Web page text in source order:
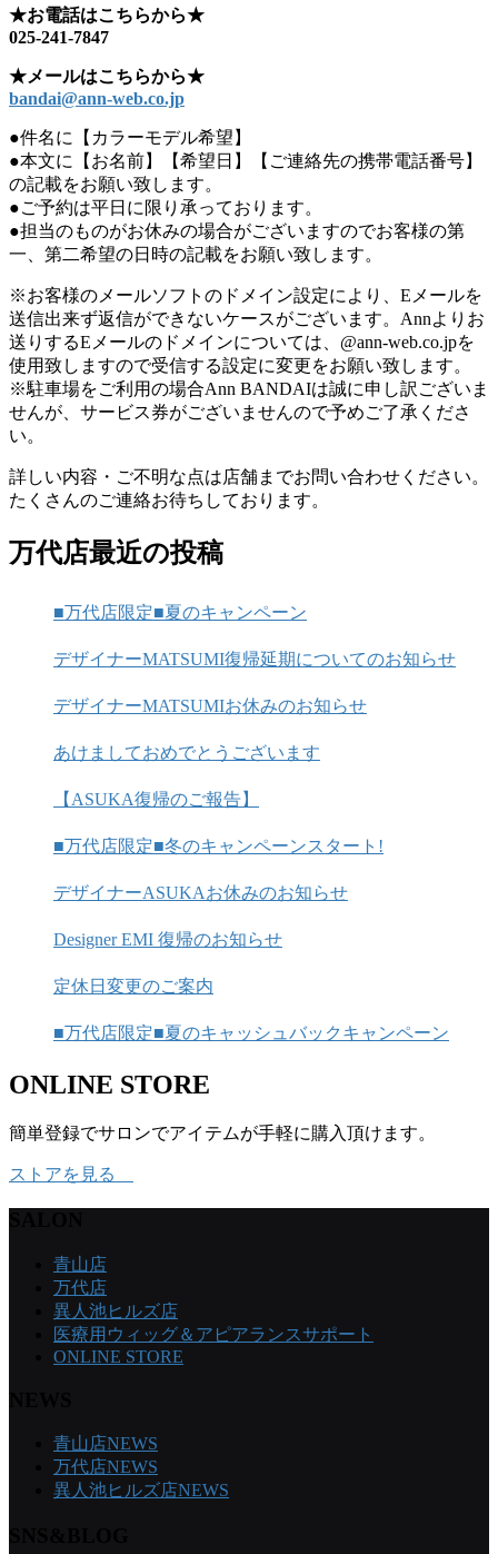
★お電話はこちらから★
025-241-7847
★メールはこちらから★
bandai@ann-web.co.jp
●件名に【カラーモデル希望】
●本文に【お名前】【希望日】【ご連絡先の携帯電話番号】
の記載をお願い致します。
●ご予約は平日に限り承っております。
●担当のものがお休みの場合がございますのでお客様の第
一、第二希望の日時の記載をお願い致します。
※お客様のメールソフトのドメイン設定により、Eメールを
送信出来ず返信ができないケースがございます。Annよりお
送りするEメールのドメインについては、@ann-web.co.jpを
使用致しますので受信する設定に変更をお願い致します。
※駐車場をご利用の場合Ann BANDAIは誠に申し訳ございま
せんが、サービス券がございませんので予めご了承くださ
い。
詳しい内容・ご不明な点は店舗までお問い合わせください。
たくさんのご連絡お待ちしております。
万代店最近の投稿
■万代店限定■夏のキャンペーン
デザイナーMATSUMI復帰延期についてのお知らせ
デザイナーMATSUMIお休みのお知らせ
あけましておめでとうございます
【ASUKA復帰のご報告】
■万代店限定■冬のキャンペーンスタート!
デザイナーASUKAお休みのお知らせ
Designer EMI 復帰のお知らせ
定休日変更のご案内
■万代店限定■夏のキャッシュバックキャンペーン
ONLINE STORE
簡単登録でサロンでアイテムが手軽に購入頂けます。
ストアを見る
青山店
万代店
異人池ヒルズ店
医療用ウィッグ＆アピアランスサポート
ONLINE STORE
青山店NEWS
万代店NEWS
異人池ヒルズ店NEWS